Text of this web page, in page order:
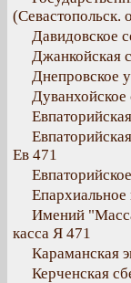
(Севастопольск.
Давидовское
Джанкойская
Днепровское
Ев 471
Имений
касса Я 471
Караманская
Керченская